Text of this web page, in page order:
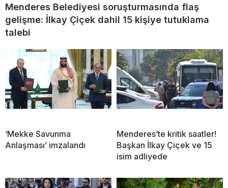
Menderes Belediyesi soruşturmasında flaş
gelişme: İlkay Çiçek dahil 15 kişiye tutuklama
talebi
‘Mekke Savunma
Anlaşması’ imzalandı
Menderes’te kritik saatler!
Başkan İlkay Çiçek ve 15
isim adliyede